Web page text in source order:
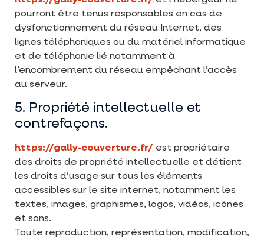
pourront être tenus responsables en cas de
dysfonctionnement du réseau Internet, des
lignes téléphoniques ou du matériel informatique
et de téléphonie lié notamment à
l’encombrement du réseau empêchant l’accès
au serveur.
5. Propriété intellectuelle et
contrefaçons.
https://gally-couverture.fr/ est propriétaire
des droits de propriété intellectuelle et détient
les droits d’usage sur tous les éléments
accessibles sur le site internet, notamment les
textes, images, graphismes, logos, vidéos, icônes
et sons.
Toute reproduction, représentation, modification,